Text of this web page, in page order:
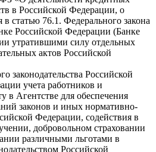
в Российской Федерации, о
статью 76.1. Федерального закона
Российской Федерации (Банке
утратившими силу отдельных
актов Российской
законодательства Российской
учета работников и
в Агентстве для обеспечения
законов и иных нормативно-
Федерации, содействия в
добровольном страховании
различными льготами в
Российской